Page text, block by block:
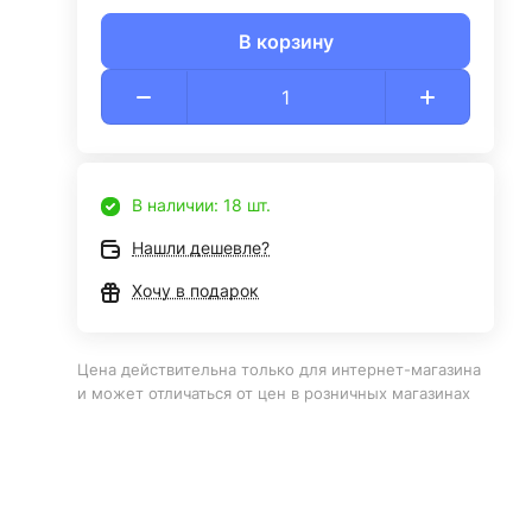
В корзину
В наличии: 18 шт.
Нашли дешевле?
Хочу в подарок
Цена действительна только для интернет-магазина
и может отличаться от цен в розничных магазинах